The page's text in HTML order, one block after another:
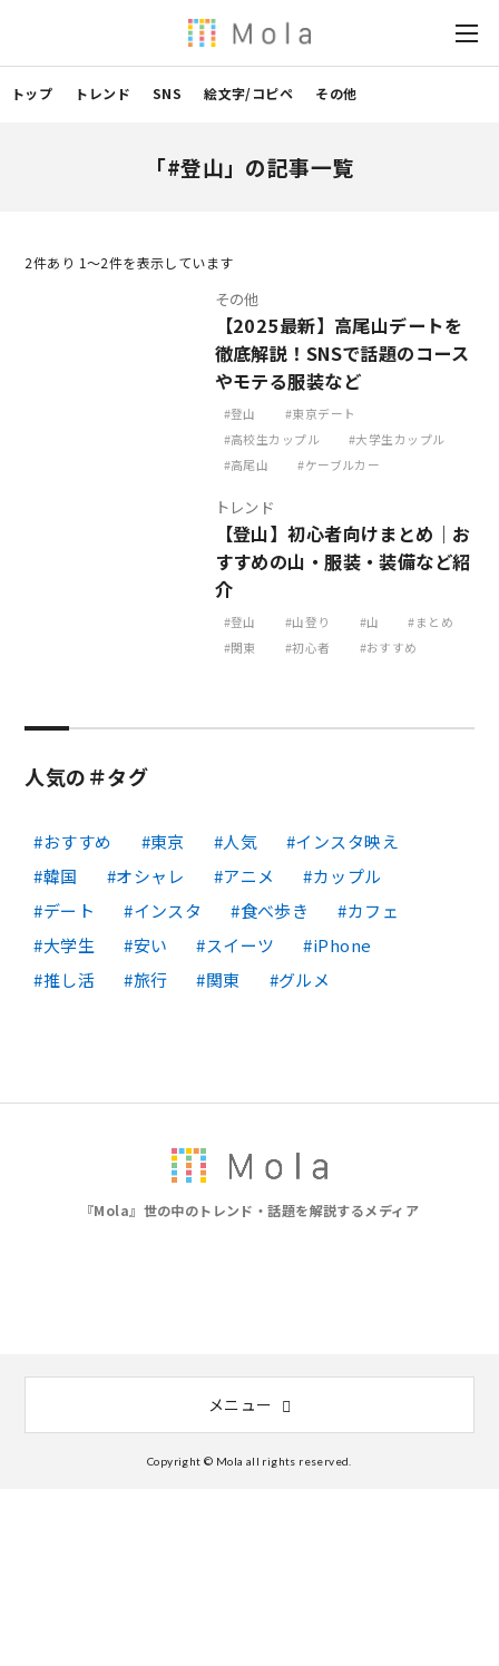
トップ トレンド SNS 絵文字/コピペ その他
「#登山」の記事一覧
2件あり 1〜2件を表示しています
その他
【2025最新】高尾山デートを
徹底解説！SNSで話題のコース
やモテる服装など
登山
東京デート
高校生カップル
大学生カップル
高尾山
ケーブルカー
トレンド
【登山】初心者向けまとめ｜お
すすめの山・服装・装備など紹
介
登山 山登り 山
まとめ
関東
初心者 おすすめ
人気の＃タグ
おすすめ 東京 人気
インスタ映え
韓国
オシャレ アニメ
カップル
デート
インスタ 食べ歩き
カフェ
大学生
安い スイーツ
iPhone
推し活
旅行 関東 グルメ
『Mola』世の中のトレンド・話題を解説するメディア
メニュー
Copyright © Mola all rights reserved.